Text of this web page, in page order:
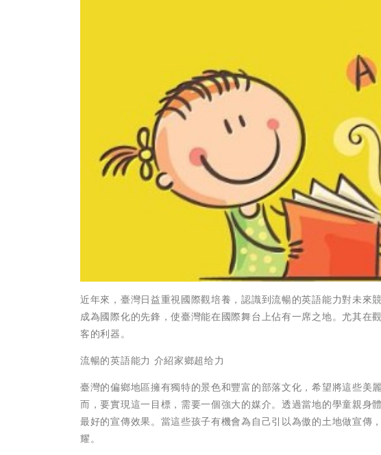
近年來，臺灣日益重視國際觀培養，認識到流暢的英語能力對未
成為國際化的先鋒，使臺灣能在國際舞台上佔有一席之地。尤其
客的利器。
流暢的英語能力 介紹家鄉超给力
臺灣的偏鄉地區擁有獨特的景色和豐富的部落文化，希望將這些美
而，要實現這一目標，需要一個強大的媒介。透過當地的學童親身
最好的宣傳效果。當這些孩子有機會為自己引以為傲的土地做宣傳
耀。